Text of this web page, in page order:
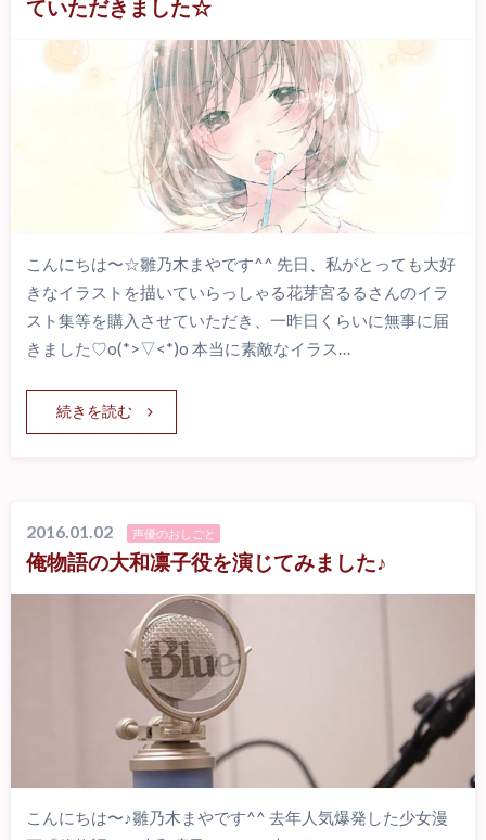
ていただきました☆
こんにちは〜☆雛乃木まやです^^ 先日、私がとっても大好
きなイラストを描いていらっしゃる花芽宮るるさんのイラ
スト集等を購入させていただき、一昨日くらいに無事に届
きました♡o(*>▽<*)o 本当に素敵なイラス…
続きを読む
2016.01.02 声優のおしごと
俺物語の大和凛子役を演じてみました♪
こんにちは〜♪雛乃木まやです^^ 去年人気爆発した少女漫